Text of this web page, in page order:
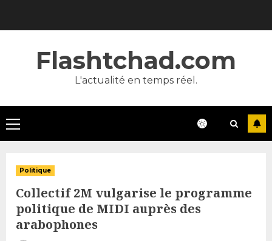
Flashtchad.com
L'actualité en temps réel.
Primary
Menu
Politique
Collectif 2M vulgarise le programme
politique de MIDI auprès des
arabophones